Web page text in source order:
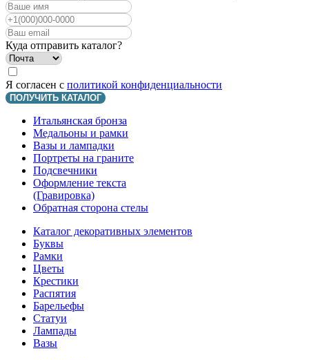
Куда отправить каталог?
Я согласен с политикой конфиденциальности
ПОЛУЧИТЬ КАТАЛОГ
Итальянская бронза
Медальоны и рамки
Вазы и лампадки
Портреты на граните
Подсвечники
Оформление текста
(Гравировка)
Обратная сторона стелы
Каталог декоративных элементов
Буквы
Рамки
Цветы
Крестики
Распятия
Барельефы
Статуи
Лампады
Вазы